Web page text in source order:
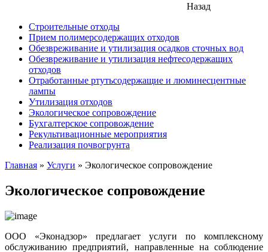
Назад
Строительные отходы
Прием полимерсодержащих отходов
Обезвреживание и утилизация осадков сточных вод
Обезвреживание и утилизация нефтесодержащих
отходов
Отработанные ртутьсодержащие и люминесцентные
лампы
Утилизация отходов
Экологическое сопровождение
Бухгалтерское сопровождение
Рекультивационные мероприятия
Реализация почвогрунта
Главная » Услуги » Экологическое сопровождение
Экологическое сопровождение
ООО «Эконадзор» предлагает услуги по комплексному
обслуживанию предприятий, направленные на соблюдение